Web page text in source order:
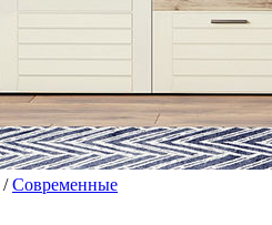
/Современные